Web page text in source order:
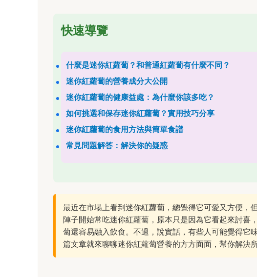
快速導覽
什麼是迷你紅蘿蔔？和普通紅蘿蔔有什麼不同？
迷你紅蘿蔔的營養成分大公開
迷你紅蘿蔔的健康益處：為什麼你該多吃？
如何挑選和保存迷你紅蘿蔔？實用技巧分享
迷你紅蘿蔔的食用方法與簡單食譜
常見問題解答：解決你的疑惑
最近在市場上看到迷你紅蘿蔔，總覺得它可愛又方便，
陣子開始常吃迷你紅蘿蔔，原本只是因為它看起來討喜
蔔還容易融入飲食。不過，說實話，有些人可能覺得它
篇文章就來聊聊迷你紅蘿蔔營養的方方面面，幫你解決所